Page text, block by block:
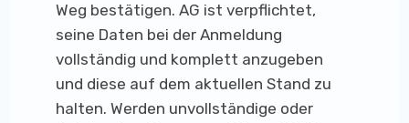
Weg bestätigen. AG ist verpflichtet,
seine Daten bei der Anmeldung
vollständig und komplett anzugeben
und diese auf dem aktuellen Stand zu
halten. Werden unvollständige oder